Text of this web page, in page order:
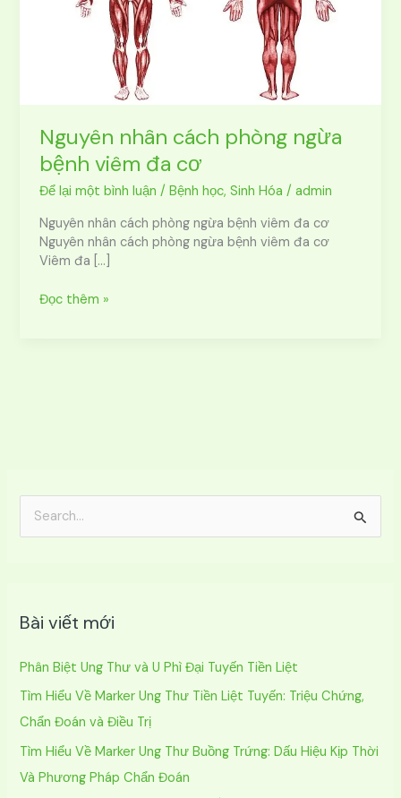
i
m
Bài viết mới
Phân Biệt Ung Thư và U Phì Đại Tuyến Tiền Liệt
Tìm Hiểu Về Marker Ung Thư Tiền Liệt Tuyến: Triệu Chứng,
Chẩn Đoán và Điều Trị
Tìm Hiểu Về Marker Ung Thư Buồng Trứng: Dấu Hiệu Kịp Thời
Và Phương Pháp Chẩn Đoán
Nguyên nhân cách phòng ngừa
bệnh viêm đa cơ
Để lại một bình luận /Bệnh học,Sinh Hóa /admin
Nguyên nhân cách phòng ngừa bệnh viêm đa cơ
Nguyên nhân cách phòng ngừa bệnh viêm đa cơ
Viêm đa […]
Đọc thêm »